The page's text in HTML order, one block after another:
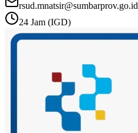
rsud.mnatsir@sumbarprov.go.id
24 Jam (IGD)